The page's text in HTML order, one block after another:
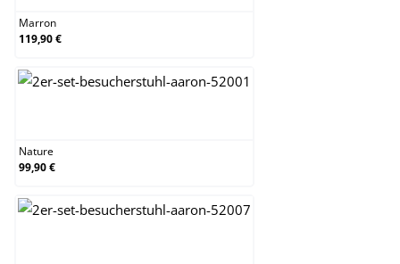
Marron
119,90 €
Nature
99,90 €